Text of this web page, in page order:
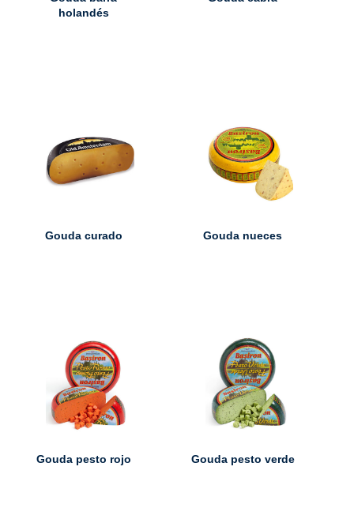
holandés
Gouda curado Gouda nueces
Gouda pesto rojo Gouda pesto verde